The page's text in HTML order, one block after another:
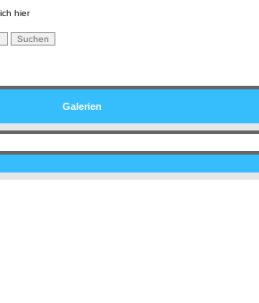
hier
Galerien